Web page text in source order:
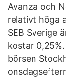
Avanza och
relativt höga
SEB Sverige
kostar
börsen